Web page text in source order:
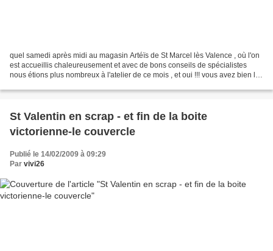
quel samedi après midi au magasin Artéïs de St Marcel lès Valence , où l'on
est accueillis chaleureusement et avec de bons conseils de spécialistes
nous étions plus nombreux à l'atelier de ce mois , et oui !!! vous avez bien lu
St Valentin en scrap - et fin de la boite
victorienne-le couvercle
Publié le 14/02/2009 à 09:29
Par vivi26